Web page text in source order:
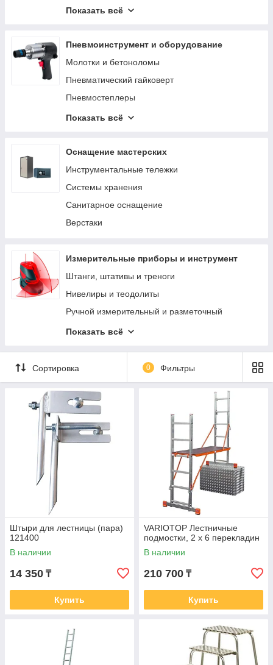
Трубогибы
Шиномонтажное оборудование
Кантователи двигателя
Краны гаражные
Лежаки подкатные
Подставки страховочные
Трансмиссионные стойки
Гидравлические цилиндры и насосы
Подъемники автомобильные
Стяжки пружин
Специальный инструмент
Стенды сход-развал
Диагностическое оборудование
Вытяжка выхлопных газов
Кузовной ремонт
Показать всё
Пневмоинструмент и оборудование
Молотки и бетоноломы
Пневматический гайковерт
Пневмостеплеры
Аксессуары для пневмоинструмента
Пневмошлифмашины
Пневмокраскопульты
Пневмопистолеты
Наборы пневмоинструмента
Пневмодрели
Пневматические заклепочники
Пневмошуруповерты
Хоппер ковши
Пневмоотвертки
Пневмомолотки
Пневматические лобзики
Скалеры и игольчатые молотки
Показать всё
Оснащение мастерских
Инструментальные тележки
Системы хранения
Санитарное оснащение
Верстаки
Измерительные приборы и инструмент
Штанги, штативы и треноги
Нивелиры и теодолиты
Ручной измерительный и разметочный
Измерение параметров окружающей среды
Специализированные приборы и
комплектующие
Измерители длины и расстояния
Показать всё
Сортировка 0 Фильтры
Штыри для лестницы (пара)
121400
В наличии
14 350 ₸
Купить
VARIOTOP Лестничные
подмостки, 2 х 6 перекладин
В наличии
210 700 ₸
Купить